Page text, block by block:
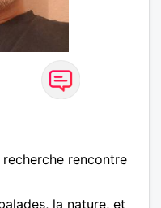
rencontre
la nature, et